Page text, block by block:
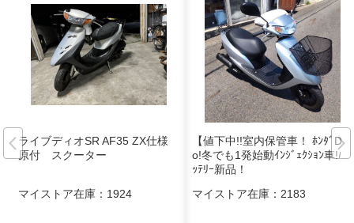
ライブディオSR AF35 ZX仕様
原付 スクーター
マイストア在庫： 1924
【値下中!!室内保管車！ ﾎﾝﾀﾞDi
o!冬でも1発始動ｲﾝｼﾞｪｸｼｮﾝ車!ﾊﾞ
ｯﾃﾘｰ新品！
マイストア在庫： 2183